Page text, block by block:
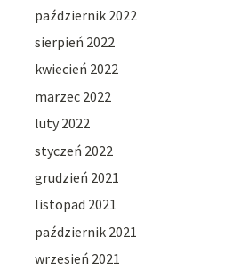
październik 2022
sierpień 2022
kwiecień 2022
marzec 2022
luty 2022
styczeń 2022
grudzień 2021
listopad 2021
październik 2021
wrzesień 2021